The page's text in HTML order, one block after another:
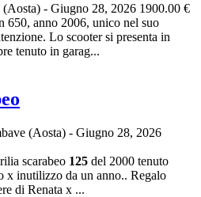
(Aosta) - Giugno 28, 2026 1900.00 €
650, anno 2006, unico nel suo
Lo scooter si presenta in
tenuto in garag...
(Aosta) - Giugno 28, 2026
scarabeo 125 del 2000 tenuto
x inutilizzo da un anno.. Regalo
di Renata x ...